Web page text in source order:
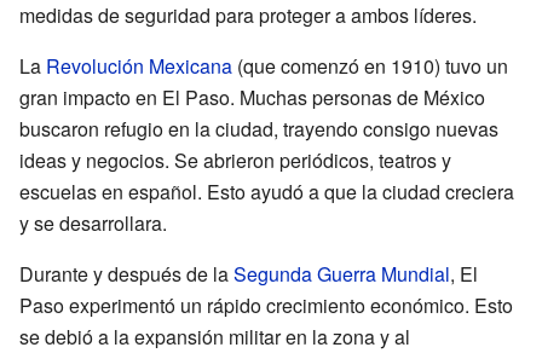
medidas de seguridad para proteger a ambos líderes.
La Revolución Mexicana (que comenzó en 1910) tuvo un
gran impacto en El Paso. Muchas personas de México
buscaron refugio en la ciudad, trayendo consigo nuevas
ideas y negocios. Se abrieron periódicos, teatros y
escuelas en español. Esto ayudó a que la ciudad creciera
y se desarrollara.
Durante y después de laSegunda Guerra Mundial, El
Paso experimentó un rápido crecimiento económico. Esto
se debió a la expansión militar en la zona y al